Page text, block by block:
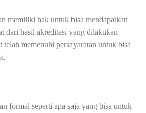
memiliki hak untuk bisa mendapatkan
dari hasil akreditasi yang dilakukan
telah memenuhi persayaratan untuk bisa
formal seperti apa saja yang bisa untuk